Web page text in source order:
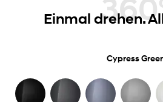
360°
Einmal drehen.
Cypress